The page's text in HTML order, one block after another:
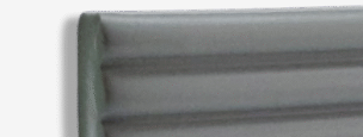
05
56
(antigo
Cinza
quantidade